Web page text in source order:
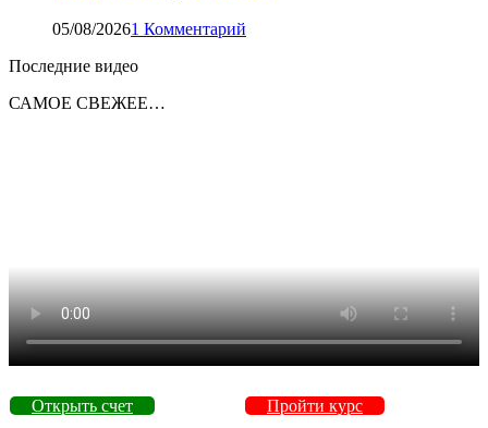
05/08/20261 Комментарий
Последние видео
САМОЕ СВЕЖЕЕ…
Открыть счет Пройти курс